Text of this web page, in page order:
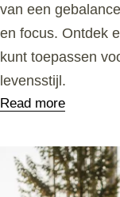
van een
en focus. Ontdek
kunt toepassen
levensstijl.
Read more